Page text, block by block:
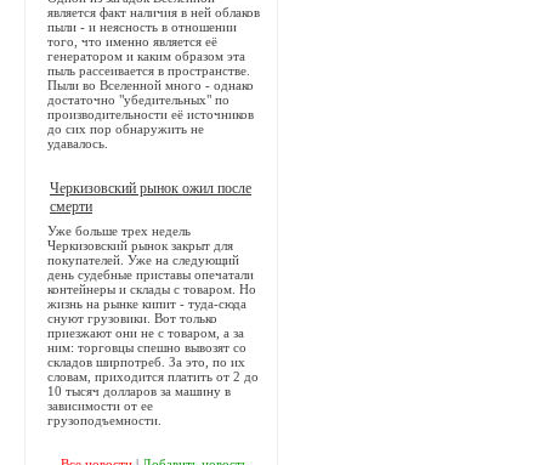
является факт наличия в ней облаков
пыли - и неясность в отношении
того, что именно является её
генератором и каким образом эта
пыль рассеивается в пространстве.
Пыли во Вселенной много - однако
достаточно "убедительных" по
производительности её источников
до сих пор обнаружить не
удавалось.
Черкизовский рынок ожил после
смерти
Уже больше трех недель
Черкизовский рынок закрыт для
покупателей. Уже на следующий
день судебные приставы опечатали
контейнеры и склады с товаром. Но
жизнь на рынке кипит - туда-сюда
снуют грузовики. Вот только
приезжают они не с товаром, а за
ним: торговцы спешно вывозят со
складов ширпотреб. За это, по их
словам, приходится платить от 2 до
10 тысяч долларов за машину в
зависимости от ее
грузоподъемности.